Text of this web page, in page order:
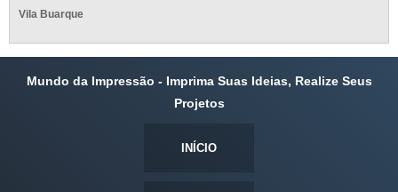
Vila Buarque
Mundo da Impressão - Imprima Suas Ideias, Realize Seus
Projetos
INÍCIO